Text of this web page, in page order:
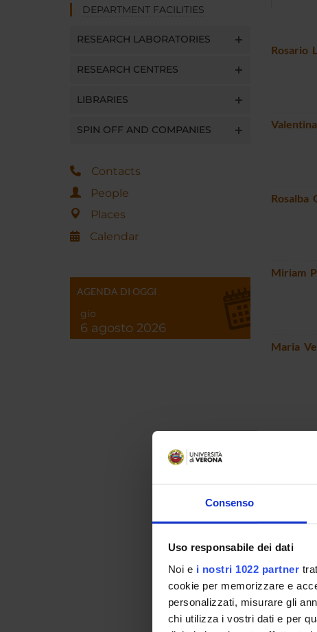
Consenso
Uso responsabile dei dati
Noi e i nostri 1022 partner
cookie per memorizzare e
personalizzati, misurare gli
chi utilizza i vostri dati e per
DEPARTMENT FACILITIES
RESEARCH LABORATORIES
RESEARCH CENTRES
LIBRARIES
SPIN OFF AND COMPANIES
Contacts
People
Places
Calendar
AGENDA DI OGGI
gio
6 agosto 2026
Rosario
Rosalba
Miriam
Maria